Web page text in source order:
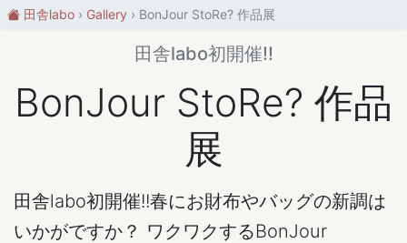
田舎labo Gallery BonJour StoRe? 作品展
田舎labo初開催!!
BonJour StoRe? 作品
展
田舎labo初開催!!春にお財布やバッグの新調は
いかがですか？ ワクワクするBonJour